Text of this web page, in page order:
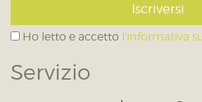
Iscriversi
Ho letto e accetto l'informativa
Servizio